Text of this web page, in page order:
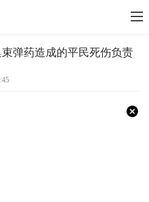
弹药造成的平民死伤负责